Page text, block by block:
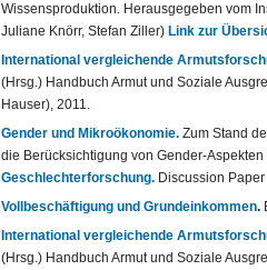
Wissensproduktion. Herausgegeben vom
Juliane Knörr, Stefan Ziller) Link zur
International vergleichende
(Hrsg.) Handbuch Armut und Soziale
Hauser), 2011.
Gender und Mikroökonomie. Zum Stand
die Berücksichtigung von Gender-
Geschlechterforschung. Discussion
Vollbeschäftigung und Grundeinkommen.
International vergleichende
(Hrsg.) Handbuch Armut und Soziale